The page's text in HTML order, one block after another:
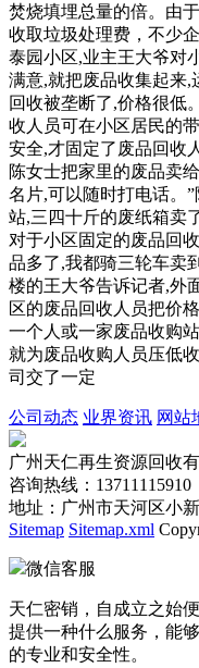
焚烧填埋总量的倍。由
收取垃圾处理费，不少
泰园小区,业主王大爷对
满意,就把废品收集起来,
回收被垄断了,价格很低
收人员可在小区居民的
安全,才固定了废品回收
陈女士把家里的废品卖
名片,可以随时打电话。
站,三四十斤的废纸箱卖
对于小区固定的废品回
品多了,我都骑三轮车卖
楼的王大爷告诉记者,外
区的废品回收人员把价
一个人或一家废品收购
就为废品收购人员压低
司交了一定
公司动态 业界资讯 网站
广州天仁再生资源回收
咨询热线：13711115910
地址：广州市天河区小
Sitemap Sitemap.xml
微信客服
天仁密销，自成立之始
提供一种什么服务，能
的专业和安全性。